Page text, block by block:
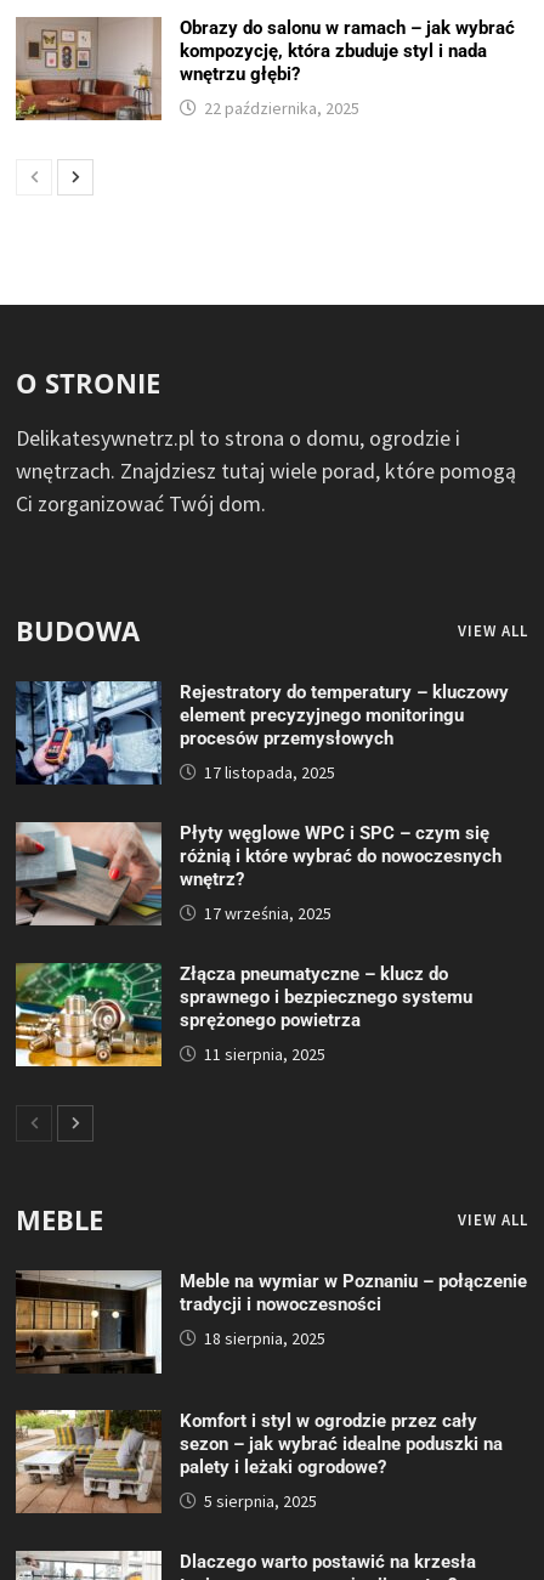
Obrazy do salonu w ramach – jak wybrać
kompozycję, która zbuduje styl i nada
wnętrzu głębi?
22 października, 2025
O STRONIE
Delikatesywnetrz.pl to strona o domu, ogrodzie i
wnętrzach. Znajdziesz tutaj wiele porad, które pomogą
Ci zorganizować Twój dom.
BUDOWA VIEW ALL
Rejestratory do temperatury – kluczowy
element precyzyjnego monitoringu
procesów przemysłowych
17 listopada, 2025
Płyty węglowe WPC i SPC – czym się
różnią i które wybrać do nowoczesnych
wnętrz?
17 września, 2025
Złącza pneumatyczne – klucz do
sprawnego i bezpiecznego systemu
sprężonego powietrza
11 sierpnia, 2025
MEBLE VIEW ALL
Meble na wymiar w Poznaniu – połączenie
tradycji i nowoczesności
18 sierpnia, 2025
Komfort i styl w ogrodzie przez cały
sezon – jak wybrać idealne poduszki na
palety i leżaki ogrodowe?
5 sierpnia, 2025
Dlaczego warto postawić na krzesła